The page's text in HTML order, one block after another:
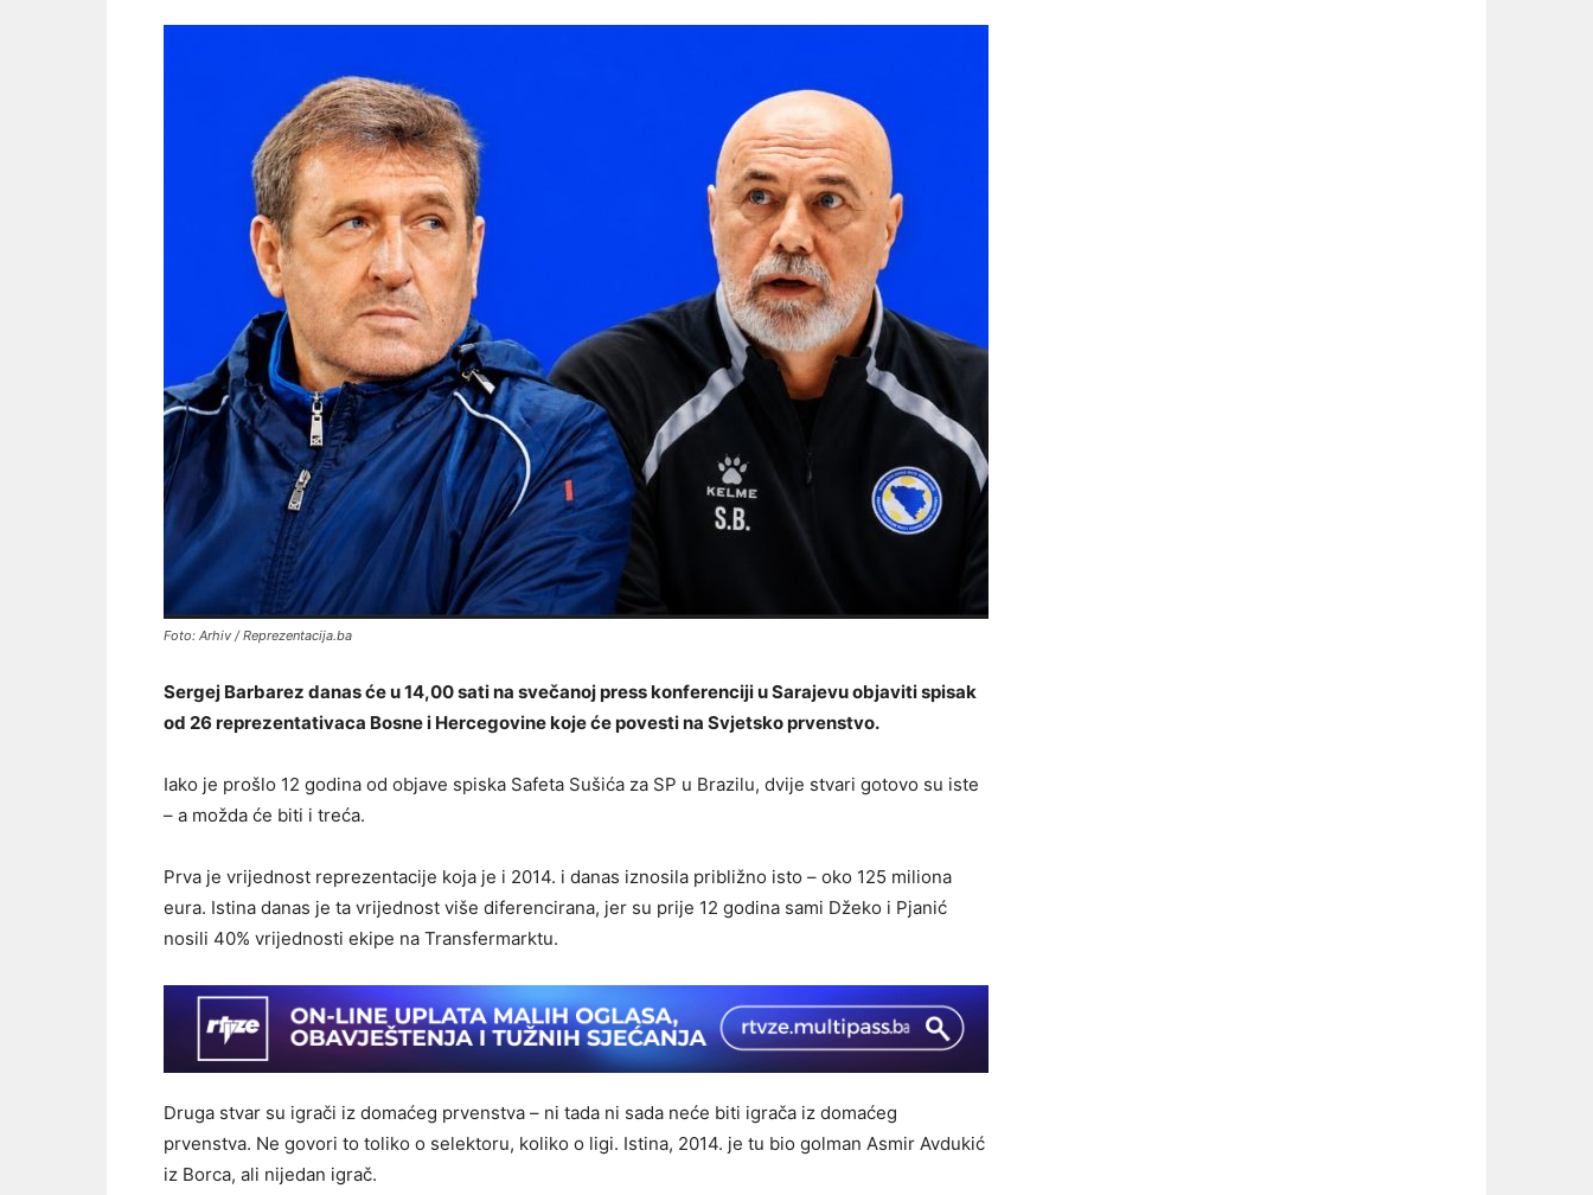
Foto: Arhiv / Reprezentacija.ba
Sergej Barbarez danas će u 14,00 sati na svečanoj press konferenciji u Sarajevu objaviti spisak
od 26 reprezentativaca Bosne i Hercegovine koje će povesti na Svjetsko prvenstvo.
Iako je prošlo 12 godina od objave spiska Safeta Sušića za SP u Brazilu, dvije stvari gotovo su iste
– a možda će biti i treća.
Prva je vrijednost reprezentacije koja je i 2014. i danas iznosila približno isto – oko 125 miliona
eura. Istina danas je ta vrijednost više diferencirana, jer su prije 12 godina sami Džeko i Pjanić
nosili 40% vrijednosti ekipe na Transfermarktu.
Druga stvar su igrači iz domaćeg prvenstva – ni tada ni sada neće biti igrača iz domaćeg
prvenstva. Ne govori to toliko o selektoru, koliko o ligi. Istina, 2014. je tu bio golman Asmir Avdukić
iz Borca, ali nijedan igrač.